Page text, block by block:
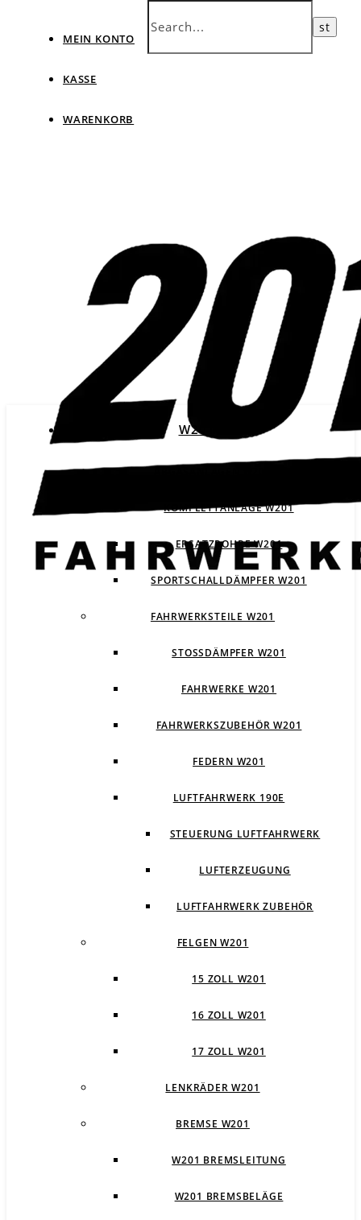
MEIN KONTO
KASSE
WARENKORB
W201
KOMPLETTANLAGE W201
ERSATZROHRE W201
SPORTSCHALLDÄMPFER W201
FAHRWERKSTEILE W201
STOSSDÄMPFER W201
FAHRWERKE W201
FAHRWERKSZUBEHÖR W201
FEDERN W201
LUFTFAHRWERK 190E
STEUERUNG LUFTFAHRWERK
LUFTERZEUGUNG
LUFTFAHRWERK ZUBEHÖR
FELGEN W201
15 ZOLL W201
16 ZOLL W201
17 ZOLL W201
LENKRÄDER W201
BREMSE W201
W201 BREMSLEITUNG
W201 BREMSBELÄGE